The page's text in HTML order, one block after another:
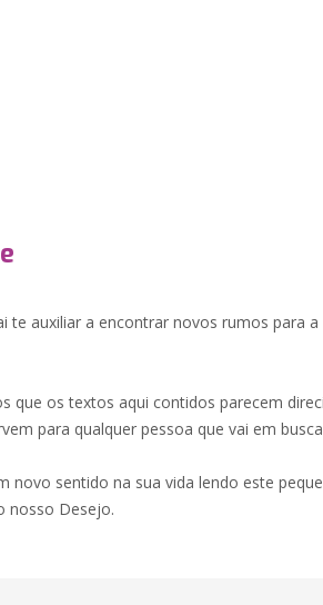
te auxiliar a encontrar novos rumos para a
que os textos aqui contidos parecem
para qualquer pessoa que vai em
novo sentido na sua vida lendo este
nosso Desejo.